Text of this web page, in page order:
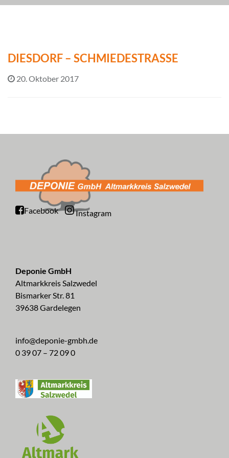
DIESDORF – SCHMIEDESTRASSE
20. Oktober 2017
Facebook Instagram
Deponie GmbH
Altmarkkreis Salzwedel
Bismarker Str. 81
39638 Gardelegen
info@deponie-gmbh.de
0 39 07 – 72 09 0